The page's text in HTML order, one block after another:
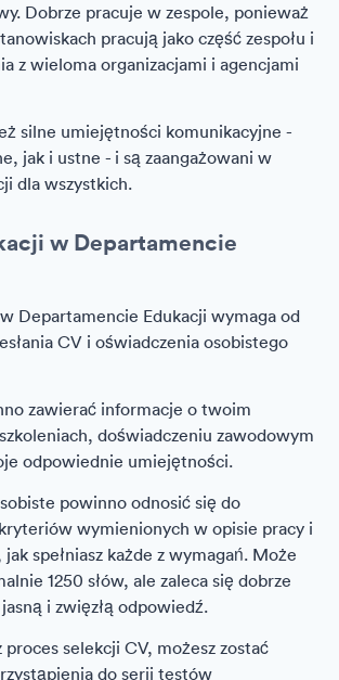
Dobrze pracuje w zespole, ponieważ
pracują jako część zespołu i
z wieloma organizacjami i agencjami
silne umiejętności komunikacyjne -
jak i ustne - i są zaangażowani w
dla wszystkich.
w Departamencie
Departamencie Edukacji wymaga od
CV i oświadczenia osobistego
zawierać informacje o twoim
doświadczeniu zawodowym
odpowiednie umiejętności.
powinno odnosić się do
wymienionych w opisie pracy i
spełniasz każde z wymagań. Może
1250 słów, ale zaleca się dobrze
i zwięzłą odpowiedź.
selekcji CV, możesz zostać
do serii testów